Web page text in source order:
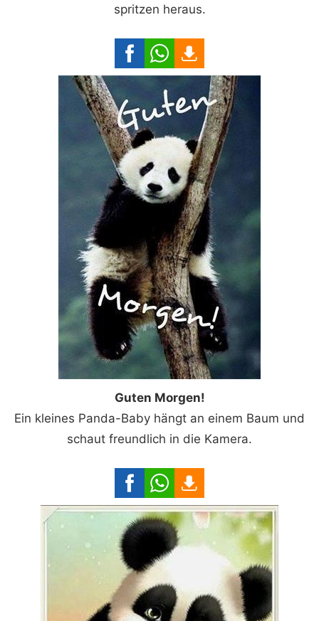
spritzen heraus.
Guten Morgen!
Ein kleines Panda-Baby hängt an einem Baum und
schaut freundlich in die Kamera.